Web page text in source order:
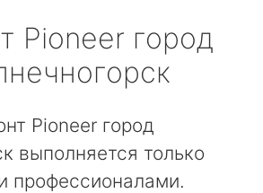
Pioneer город
Pioneer город
выполняется только
профессионалами.